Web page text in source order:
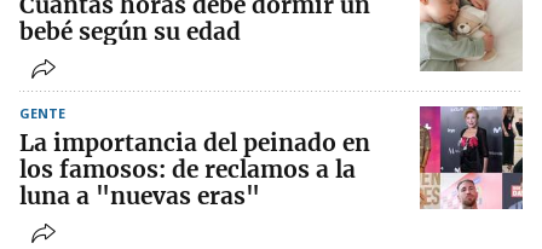
bebé según su edad
GENTE
La importancia del peinado en
los famosos: de reclamos a la
luna a "nuevas eras"